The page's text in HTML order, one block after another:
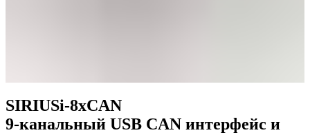
SIRIUSi-8xCAN
9-канальный USB CAN интерфейс и